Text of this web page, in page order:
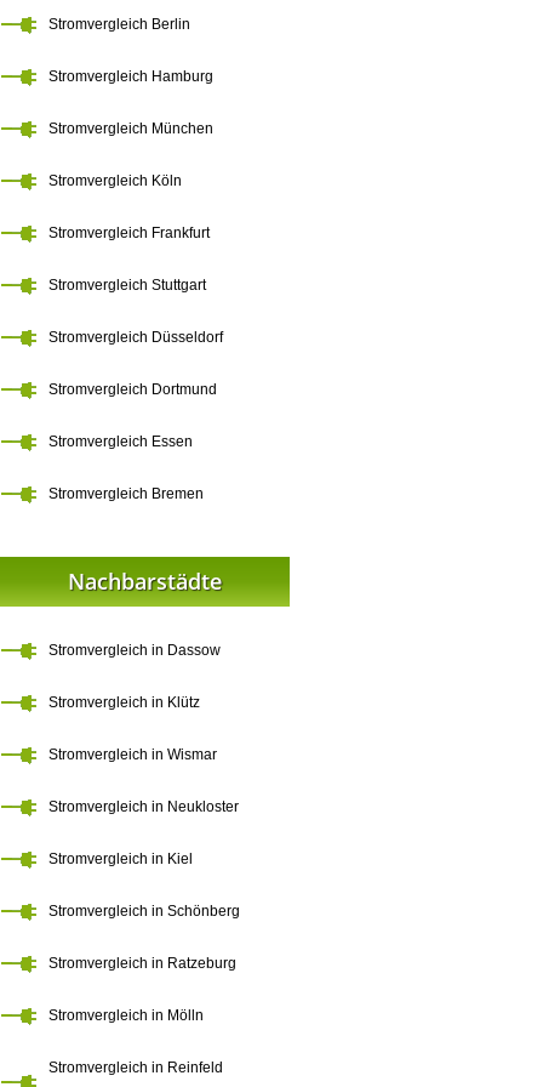
Stromvergleich Berlin
Stromvergleich Hamburg
Stromvergleich München
Stromvergleich Köln
Stromvergleich Frankfurt
Stromvergleich Stuttgart
Stromvergleich Düsseldorf
Stromvergleich Dortmund
Stromvergleich Essen
Stromvergleich Bremen
Nachbarstädte
Stromvergleich in Dassow
Stromvergleich in Klütz
Stromvergleich in Wismar
Stromvergleich in Neukloster
Stromvergleich in Kiel
Stromvergleich in Schönberg
Stromvergleich in Ratzeburg
Stromvergleich in Mölln
Stromvergleich in Reinfeld